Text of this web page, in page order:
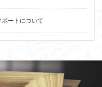
ートについて